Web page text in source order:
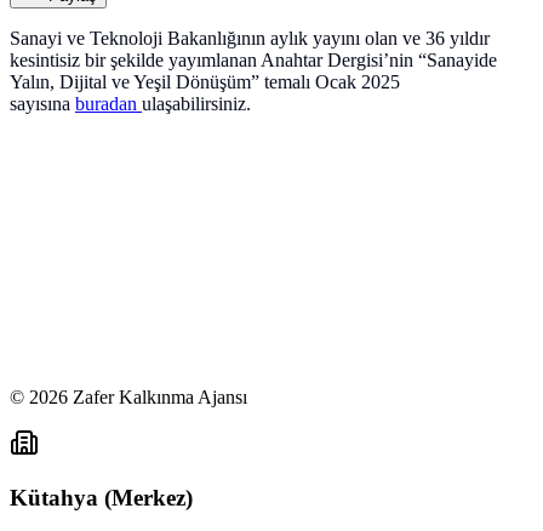
Sanayi ve Teknoloji Bakanlığının aylık yayını olan ve 36 yıldır
kesintisiz bir şekilde yayımlanan Anahtar Dergisi’nin “Sanayide
Yalın, Dijital ve Yeşil Dönüşüm” temalı Ocak 2025
sayısına buradan ulaşabilirsiniz.
© 2026 Zafer Kalkınma Ajansı
Kütahya (Merkez)